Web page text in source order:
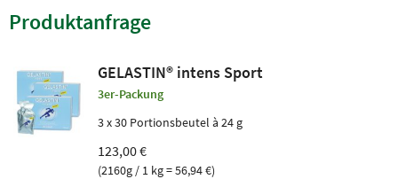
Produktanfrage
GELASTIN® intens Sport
3er-Packung
3 x 30 Portionsbeutel à 24 g
123,00 €
(2160g / 1 kg = 56,94 €)